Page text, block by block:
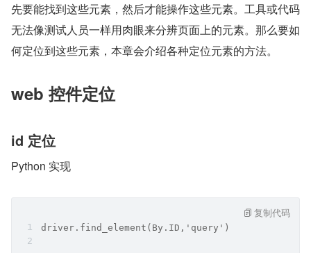
先要能找到这些元素，然后才能操作这些元素。工具或代码
无法像测试人员一样用肉眼来分辨页面上的元素。那么要如
何定位到这些元素，本章会介绍各种定位元素的方法。
web 控件定位
id 定位
Python 实现
driver.find_element(By.ID,'query')
复制代码